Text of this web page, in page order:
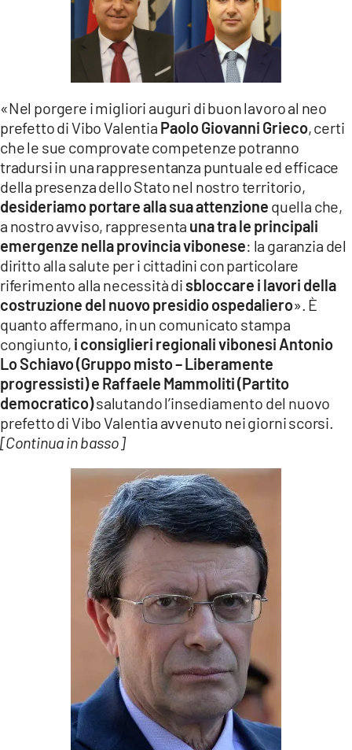
ILREGGINO.IT
COSENZACHANNEL.IT
ILVIBONESE.IT
CATANZAROCHANNEL.IT
LACAPITALENEWS.IT
App
ANDROID
APPLE
«Nel porgere i migliori auguri di buon lavoro al neo
prefetto di Vibo Valentia Paolo Giovanni Grieco, certi
che le sue comprovate competenze potranno
tradursi in una rappresentanza puntuale ed efficace
della presenza dello Stato nel nostro territorio,
desideriamo portare alla sua attenzione quella che,
a nostro avviso, rappresenta una tra le principali
emergenze nella provincia vibonese: la garanzia del
diritto alla salute per i cittadini con particolare
riferimento alla necessità di sbloccare i lavori della
costruzione del nuovo presidio ospedaliero». È
quanto affermano, in un comunicato stampa
congiunto, i consiglieri regionali vibonesi Antonio
Lo Schiavo (Gruppo misto – Liberamente
progressisti) e Raffaele Mammoliti (Partito
democratico)salutando l’insediamento del nuovo
prefetto di Vibo Valentia avvenuto nei giorni scorsi.
[Continua in basso]